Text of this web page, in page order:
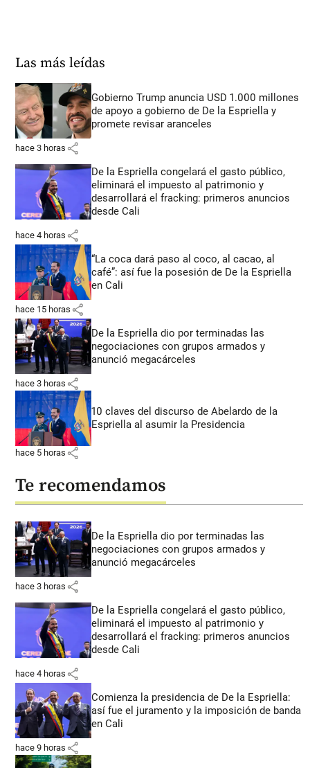
Las más leídas
Gobierno Trump anuncia USD 1.000 millones
de apoyo a gobierno de De la Espriella y
promete revisar aranceles
hace 3 horas share
De la Espriella congelará el gasto público,
eliminará el impuesto al patrimonio y
desarrollará el fracking: primeros anuncios
desde Cali
hace 4 horas share
“La coca dará paso al coco, al cacao, al
café”: así fue la posesión de De la Espriella
en Cali
hace 15 horas share
De la Espriella dio por terminadas las
negociaciones con grupos armados y
anunció megacárceles
hace 3 horas share
10 claves del discurso de Abelardo de la
Espriella al asumir la Presidencia
hace 5 horas share
Te recomendamos
De la Espriella dio por terminadas las
negociaciones con grupos armados y
anunció megacárceles
hace 3 horas share
De la Espriella congelará el gasto público,
eliminará el impuesto al patrimonio y
desarrollará el fracking: primeros anuncios
desde Cali
hace 4 horas share
Comienza la presidencia de De la Espriella:
así fue el juramento y la imposición de banda
en Cali
hace 9 horas share